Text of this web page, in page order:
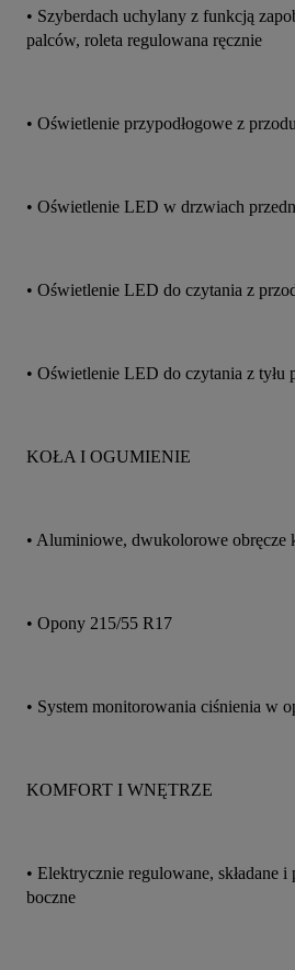
• Szyberdach uchylany z funkcją
palców, roleta regulowana ręcznie
• Oświetlenie przypodłogowe z przodu
• Oświetlenie LED w drzwiach
• Oświetlenie LED do czytania z
• Oświetlenie LED do czytania z tyłu
KOŁA I OGUMIENIE
• Aluminiowe, dwukolorowe obręcze
• Opony 215/55 R17
• System monitorowania ciśnienia w
KOMFORT I WNĘTRZE
• Elektrycznie regulowane, składane i
boczne